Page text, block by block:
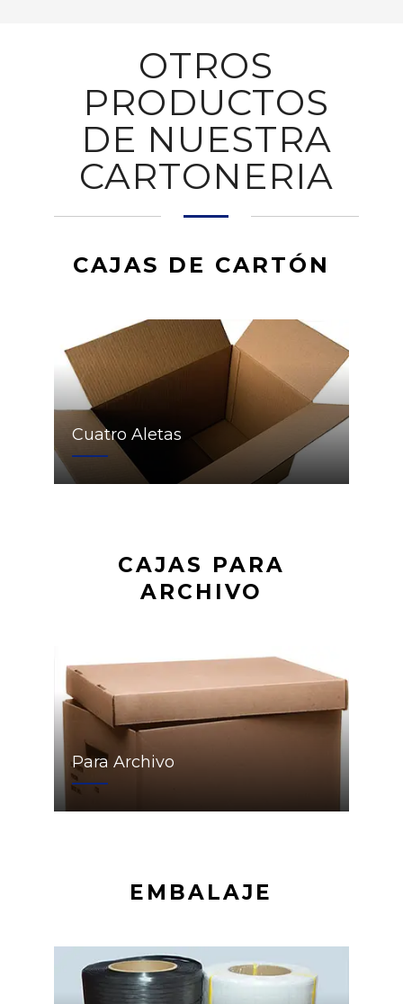
OTROS
PRODUCTOS
DE NUESTRA
CARTONERIA
CAJAS DE CARTÓN
Cuatro Aletas
CAJAS PARA
ARCHIVO
Para Archivo
EMBALAJE